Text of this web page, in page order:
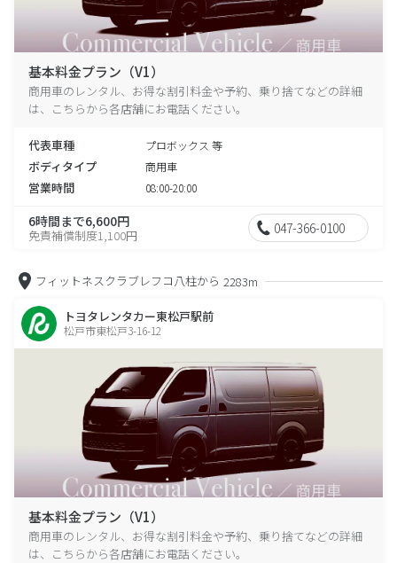
基本料金プラン（V1）
商用車のレンタル、お得な割引料金や予約、乗り捨てなどの詳細
は、こちらから各店舗にお電話ください。
代表車種 プロボックス 等
ボディタイプ 商用車
営業時間 08:00-20:00
6時間まで6,600円
免責補償制度1,100円 047-366-0100
フィットネスクラブレフコ八柱から 2283m
トヨタレンタカー東松戸駅前
松戸市東松戸3-16-12
基本料金プラン（V1）
商用車のレンタル、お得な割引料金や予約、乗り捨てなどの詳細
は、こちらから各店舗にお電話ください。